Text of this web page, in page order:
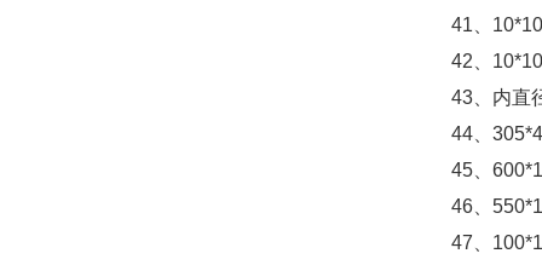
41
42
43、内直
44、
45、
46、
47